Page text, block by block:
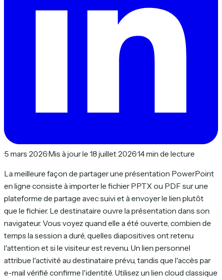
·5 mars 2026·Mis à jour le 18 juillet 2026·14 min de lecture
La meilleure façon de partager une présentation PowerPoint
en ligne consiste à importer le fichier PPTX ou PDF sur une
plateforme de partage avec suivi et à envoyer le lien plutôt
que le fichier. Le destinataire ouvre la présentation dans son
navigateur. Vous voyez quand elle a été ouverte, combien de
temps la session a duré, quelles diapositives ont retenu
l'attention et si le visiteur est revenu. Un lien personnel
attribue l'activité au destinataire prévu, tandis que l'accès par
e-mail vérifié confirme l'identité. Utilisez un lien cloud classique